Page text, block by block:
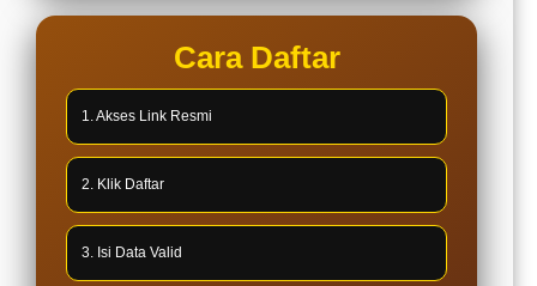
Cara Daftar
1. Akses Link Resmi
2. Klik Daftar
3. Isi Data Valid